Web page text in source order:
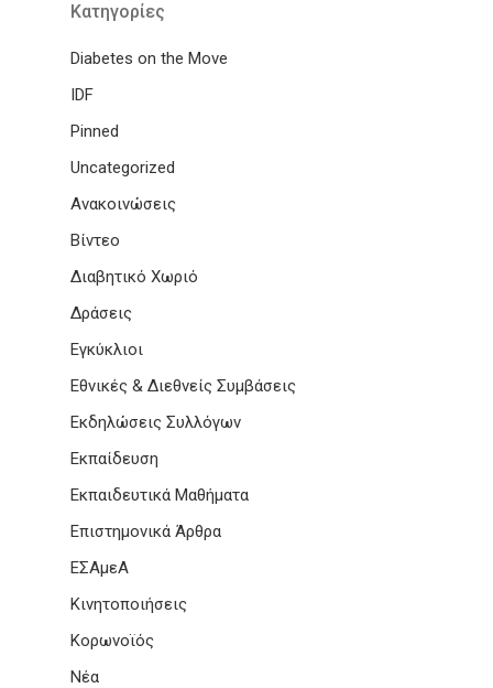
Kατηγορίες
Diabetes on the Move
IDF
Pinned
Uncategorized
Ανακοινώσεις
Βίντεο
Διαβητικό Χωριό
Δράσεις
Εγκύκλιοι
Εθνικές & Διεθνείς Συμβάσεις
Εκδηλώσεις Συλλόγων
Εκπαίδευση
Εκπαιδευτικά Μαθήματα
Επιστημονικά Άρθρα
ΕΣΑμεΑ
Κινητοποιήσεις
Κορωνοϊός
Νέα